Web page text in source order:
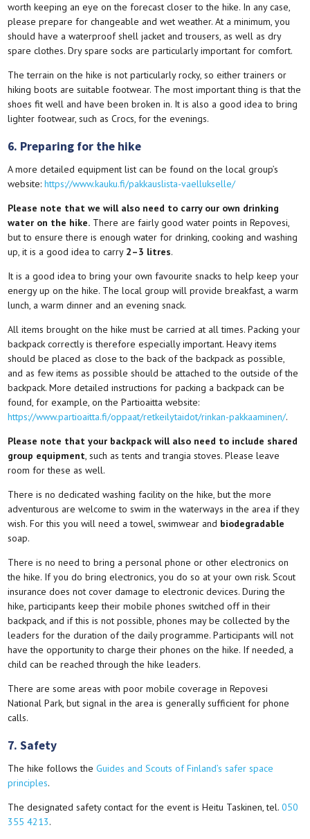
worth keeping an eye on the forecast closer to the hike. In any case,
please prepare for changeable and wet weather. At a minimum, you
should have a waterproof shell jacket and trousers, as well as dry
spare clothes. Dry spare socks are particularly important for comfort.
The terrain on the hike is not particularly rocky, so either trainers or
hiking boots are suitable footwear. The most important thing is that the
shoes fit well and have been broken in. It is also a good idea to bring
lighter footwear, such as Crocs, for the evenings.
6. Preparing for the hike
A more detailed equipment list can be found on the local group’s
website:https://www.kauku.fi/pakkauslista-vaellukselle/
Please note that we will also need to carry our own drinking
water on the hike. There are fairly good water points in Repovesi,
but to ensure there is enough water for drinking, cooking and washing
up, it is a good idea to carry 2–3 litres.
It is a good idea to bring your own favourite snacks to help keep your
energy up on the hike. The local group will provide breakfast, a warm
lunch, a warm dinner and an evening snack.
All items brought on the hike must be carried at all times. Packing your
backpack correctly is therefore especially important. Heavy items
should be placed as close to the back of the backpack as possible,
and as few items as possible should be attached to the outside of the
backpack. More detailed instructions for packing a backpack can be
found, for example, on the Partioaitta website:
https://www.partioaitta.fi/oppaat/retkeilytaidot/rinkan-pakkaaminen/.
Please note that your backpack will also need to include shared
group equipment, such as tents and trangia stoves. Please leave
room for these as well.
There is no dedicated washing facility on the hike, but the more
adventurous are welcome to swim in the waterways in the area if they
wish. For this you will need a towel, swimwear and biodegradable
soap.
There is no need to bring a personal phone or other electronics on
the hike. If you do bring electronics, you do so at your own risk. Scout
insurance does not cover damage to electronic devices. During the
hike, participants keep their mobile phones switched off in their
backpack, and if this is not possible, phones may be collected by the
leaders for the duration of the daily programme. Participants will not
have the opportunity to charge their phones on the hike. If needed, a
child can be reached through the hike leaders.
There are some areas with poor mobile coverage in Repovesi
National Park, but signal in the area is generally sufficient for phone
calls.
7. Safety
The hike follows theGuides and Scouts of Finland’s safer space
principles.
The designated safety contact for the event is Heitu Taskinen, tel.050
355 4213.